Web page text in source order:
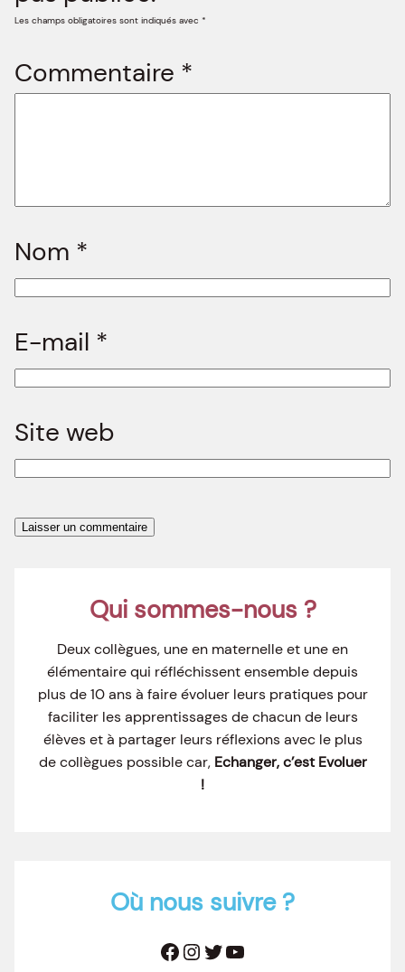
Les champs obligatoires sont indiqués avec *
Commentaire *
Nom *
E-mail *
Site web
Qui sommes-nous ?
Deux collègues, une en maternelle et une en
élémentaire qui réfléchissent ensemble depuis
plus de 10 ans à faire évoluer leurs pratiques pour
faciliter les apprentissages de chacun de leurs
élèves et à partager leurs réflexions avec le plus
de collègues possible car, Echanger, c’est Evoluer
!
Où nous suivre ?
Facebook Instagram Twitter YouTube